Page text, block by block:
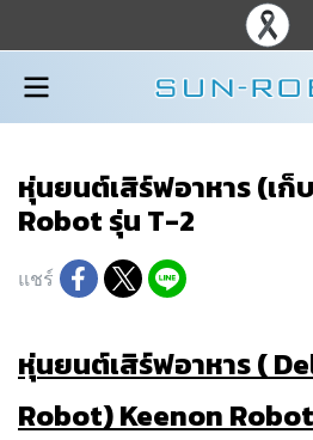
หุ่นยนต์เสิร์ฟอาหาร (เก็
Robot รุ่น T-2
แชร์
หุ่นยนต์เสิร์ฟอาหาร (
Robot) Keenon